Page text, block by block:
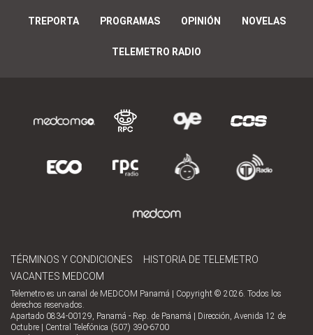
TREPORTA PROGRAMAS OPINIÓN NOVELAS
TELEMETRO RADIO
TÉRMINOS Y CONDICIONES
HISTORIA DE TELEMETRO
VACANTES MEDCOM
Telemetro es un canal de MEDCOM Panamá | Copyright © 2026. Todos los
derechos reservados.
Apartado 0834-00129, Panamá - Rep. de Panamá | Dirección, Avenida 12 de
Octubre | Central Telefónica (507) 390-6700